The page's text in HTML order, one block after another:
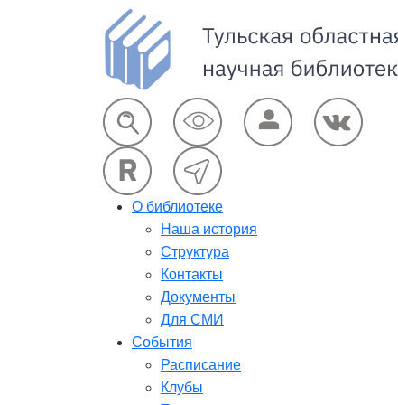
О библиотеке
Наша история
Структура
Контакты
Документы
Для СМИ
События
Расписание
Клубы